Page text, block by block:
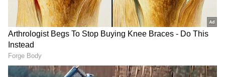
Smart Ration Card : ఇకపై
ఏటిఎం, పాన్ కార్డుల్లాగే స్మార్ట్
రేషన్ కార్డు.. తెలంగాణలో
పంపిణీకి ముహూర్తం ఖరారు
IMD Rain Alert : ఆకాశంలో
నల్లని మేఘాలు లోడింగ్...
తెలంగాణలో 10, ఏపీలో 7
LATEST VIDEOS